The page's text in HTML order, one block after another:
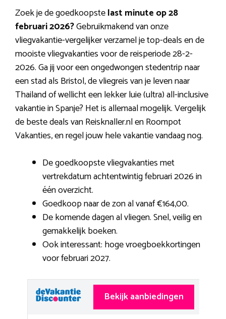
Zoek je de goedkoopstelast minute op 28
februari 2026?Gebruikmakend van onze
vliegvakantie-vergelijker verzamel je top-deals en de
mooiste vliegvakanties voor de reisperiode 28-2-
2026. Ga jij voor een ongedwongen stedentrip naar
een stad als Bristol, de vliegreis van je leven naar
Thailand of wellicht een lekker luie (ultra) all-inclusive
vakantie in Spanje? Het is allemaal mogelijk. Vergelijk
de beste deals van Reisknaller.nl en Roompot
Vakanties, en regel jouw hele vakantie vandaag nog.
De goedkoopste vliegvakanties met
vertrekdatum achtentwintig februari 2026 in
één overzicht.
Goedkoop naar de zon al vanaf €164,00.
De komende dagen al vliegen. Snel, veilig en
gemakkelijk boeken.
Ook interessant: hoge vroegboekkortingen
voor februari 2027.
Bekijk aanbiedingen